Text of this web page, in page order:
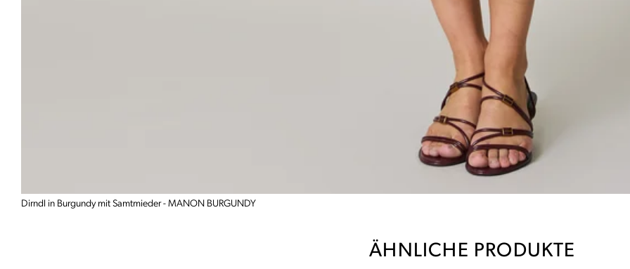
Dirndl in Burgundy mit Samtmieder - MANON BURGUNDY
ÄHNLICHE PRODUKTE